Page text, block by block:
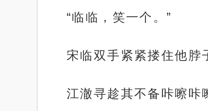
“临临，笑一个。”
宋临双手紧紧搂住他脖
江澈寻趁其不备咔嚓